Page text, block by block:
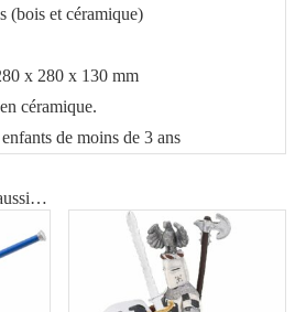
(bois et céramique)
x 280 x 130 mm
céramique.
de moins de 3 ans